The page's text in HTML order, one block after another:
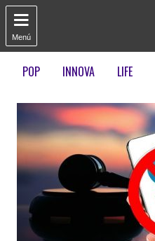

Menú
POP INNOVA LIFE